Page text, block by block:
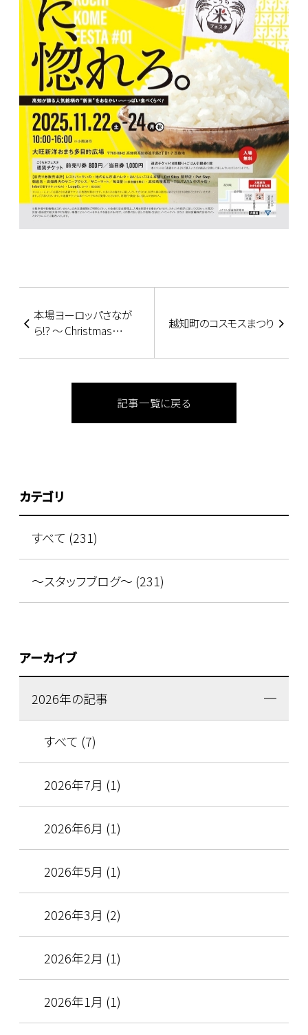
本場ヨーロッパさなが
ら!? ～ Christmas
越知町のコスモスまつり
記事一覧に戻る
カテゴリ
すべて (231)
～スタッフブログ～ (231)
アーカイブ
2026年の記事
すべて (7)
2026年7月 (1)
2026年6月 (1)
2026年5月 (1)
2026年3月 (2)
2026年2月 (1)
2026年1月 (1)